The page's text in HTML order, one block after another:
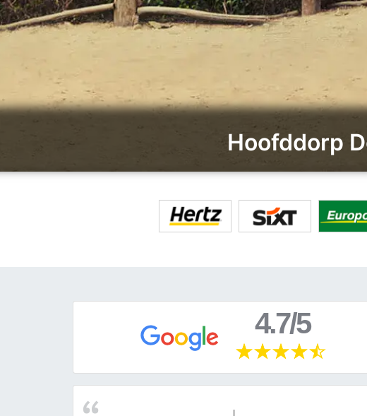
Hoofddorp
4.7/5